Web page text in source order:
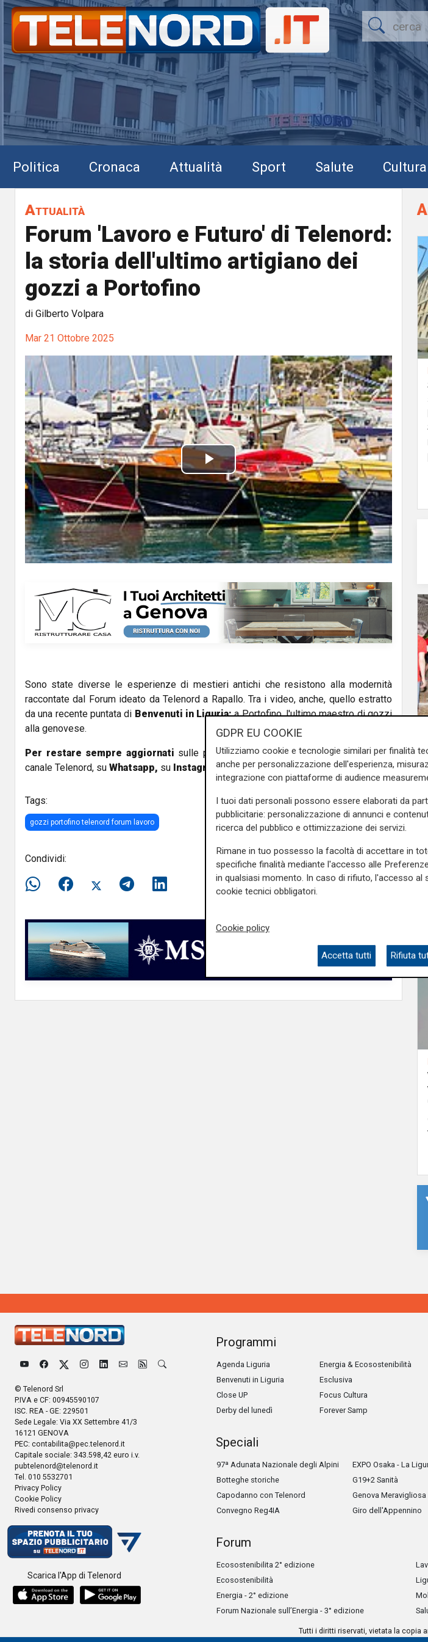
Politica Cronaca Attualità Sport Salute Cultura
Attualità
Forum 'Lavoro e Futuro' di Telenord:
la storia dell'ultimo artigiano dei
gozzi a Portofino
di Gilberto Volpara
Mar 21 Ottobre 2025
P
a
y
i
d
o
Sono state diverse le esperienze di mestieri antichi che resistono alla modernità
raccontate dal Forum ideato da Telenord a Rapallo. Tra i video, anche, quello estratto
da una recente puntata di Benvenuti in Liguria:a Portofino, l'ultimo maestro di gozzi
alla genovese.
Per restare sempre aggiornati sulle principali notizie sulla Liguria seguiteci sul
canale Telenord, su Whatsapp, su Instagram,suYoutubee suFacebook
Tags:
gozzi portofino telenord forum lavoro
Condividi:
© Telenord Srl
P.IVA e CF: 00945590107
ISC. REA - GE: 229501
Sede Legale: Via XX Settembre 41/3
16121 GENOVA
PEC: contabilita@pec.telenord.it
Capitale sociale: 343.598,42 euro i.v.
pubtelenord@telenord.it
Tel. 010 5532701
Privacy Policy
Cookie Policy
Rivedi consenso privacy
Scarica l'App di Telenord
Programmi
Agenda Liguria
Benvenuti in Liguria
Close UP
Derby del lunedì
Energia & Ecosostenibilità
Esclusiva
Focus Cultura
Forever Samp
Speciali
97ª Adunata Nazionale degli Alpini
Botteghe storiche
Capodanno con Telenord
Convegno Reg4IA
EXPO Osaka - La
G19+2 Sanità
Genova Meravigliosa
Giro dell'Appennino
Forum
Ecosostenibilita 2° edizione
Ecosostenibilità
Energia - 2° edizione
Forum Nazionale sull’Energia - 3° edizione
Tutti i diritti riservati, vietata la copia
GDPR EU COOKIE
Utilizziamo cookie e tecnologie similari per finalità
anche per personalizzazione dell'esperienza,
integrazione con piattaforme di audience
I tuoi dati personali possono essere elaborati da
pubblicitarie: personalizzazione di annunci e
ricerca del pubblico e ottimizzazione dei servizi.
Rimane in tuo possesso la facoltà di accettare in
specifiche finalità mediante l'accesso alle
in qualsiasi momento. In caso di rifiuto, l'accesso
cookie tecnici obbligatori.
Cookie policy
Accetta tutti Rifiuta